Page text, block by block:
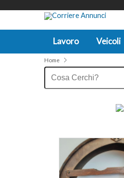
Lavoro Veicoli
Home